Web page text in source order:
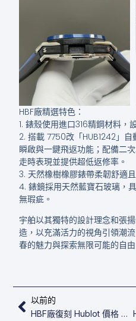
HBF廠精選特色：
1. 錶殼使用進口316精鋼材料，
2. 搭載 7750改「HUB1242」
瞬啟與一鍵飛返功能；配備二
走時表現並提供超低返修率。
3. 天然橡樹橡膠錶帶柔韌舒適
4. 錶鏡採用天然藍寶石玻璃，
無瑕疵。
宇舶以其獨特的設計理念和張
造，以充滿活力的視角引領潮
春的魅力與探索無限可能的自由
上一頁
以前的
HBF廠復刻 Hublot 價格​​ Big Bang Unico 441.NL.5171.RX